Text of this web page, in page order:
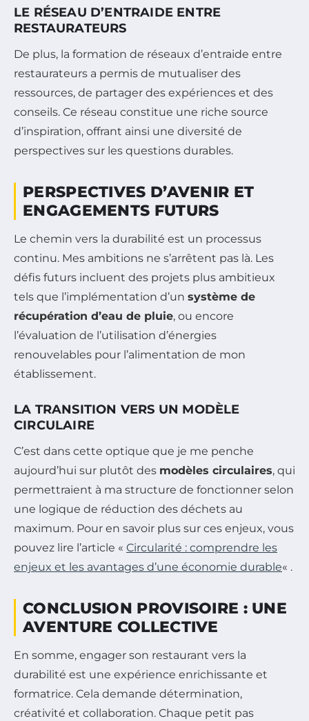
LE RÉSEAU D’ENTRAIDE ENTRE
RESTAURATEURS
De plus, la formation de réseaux d’entraide entre
restaurateurs a permis de mutualiser des
ressources, de partager des expériences et des
conseils. Ce réseau constitue une riche source
d’inspiration, offrant ainsi une diversité de
perspectives sur les questions durables.
PERSPECTIVES D’AVENIR ET
ENGAGEMENTS FUTURS
Le chemin vers la durabilité est un processus
continu. Mes ambitions ne s’arrêtent pas là. Les
défis futurs incluent des projets plus ambitieux
tels que l’implémentation d’un système de
récupération d’eau de pluie, ou encore
l’évaluation de l’utilisation d’énergies
renouvelables pour l’alimentation de mon
établissement.
LA TRANSITION VERS UN MODÈLE
CIRCULAIRE
C’est dans cette optique que je me penche
aujourd’hui sur plutôt des modèles circulaires, qui
permettraient à ma structure de fonctionner selon
une logique de réduction des déchets au
maximum. Pour en savoir plus sur ces enjeux, vous
pouvez lire l’article « Circularité : comprendre les
enjeux et les avantages d’une économie durable« .
CONCLUSION PROVISOIRE : UNE
AVENTURE COLLECTIVE
En somme, engager son restaurant vers la
durabilité est une expérience enrichissante et
formatrice. Cela demande détermination,
créativité et collaboration. Chaque petit pas